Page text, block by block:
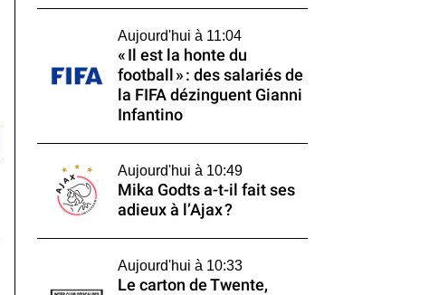
Aujourd'hui à 11:04
« Il est la honte du
football » : des salariés de
la FIFA dézinguent Gianni
Infantino
Aujourd'hui à 10:49
Mika Godts a-t-il fait ses
adieux à l’Ajax ?
Aujourd'hui à 10:33
Le carton de Twente,